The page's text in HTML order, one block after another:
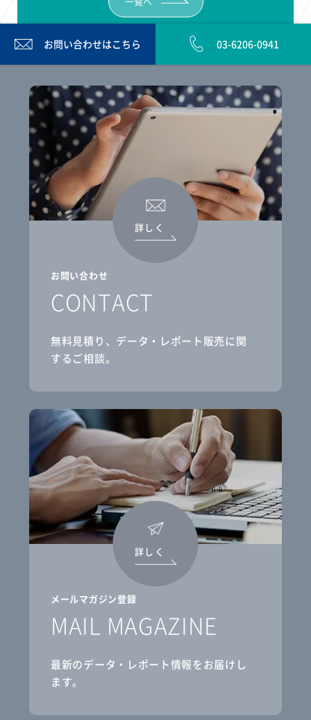
お問い合わせはこちら 03-6206-0941
お問い合わせ
CONTACT
無料見積り、データ・レポート販売に関
するご相談。
詳しく
メールマガジン登録
MAIL MAGAZINE
最新のデータ・レポート情報をお届けし
ます。
詳しく